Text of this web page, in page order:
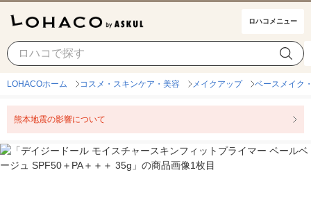
ロハコメニュー
LOHACOホーム コスメ・スキンケア・美容 メイクアップ ベースメイク
熊本地震の影響について